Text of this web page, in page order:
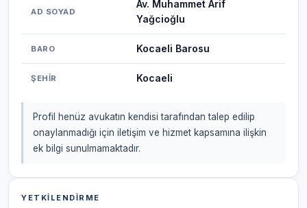
AD SOYAD
Av. Muhammet Arif
Yağcioğlu
BARO Kocaeli Barosu
ŞEHIR Kocaeli
Profil henüz avukatın kendisi tarafından talep edilip
onaylanmadığı için iletişim ve hizmet kapsamına ilişkin
ek bilgi sunulmamaktadır.
YETKILENDIRME